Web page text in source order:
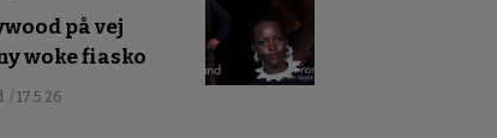
på vej
woke fiasko
/ 17.5.26